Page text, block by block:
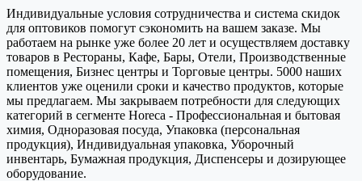
Индивидуальные условия сотрудничества и система скидок
для оптовиков помогут сэкономить на вашем заказе. Мы
работаем на рынке уже более 20 лет и осуществляем доставку
товаров в Рестораны, Кафе, Бары, Отели, Производственные
помещения, Бизнес центры и Торговые центры. 5000 наших
клиентов уже оценили сроки и качество продуктов, которые
мы предлагаем. Мы закрываем потребности для следующих
категорий в сегменте Horeca - Профессиональная и бытовая
химия, Одноразовая посуда, Упаковка (персональная
продукция), Индивидуальная упаковка, Уборочный
инвентарь, Бумажная продукция, Диспенсеры и дозирующее
оборудование.